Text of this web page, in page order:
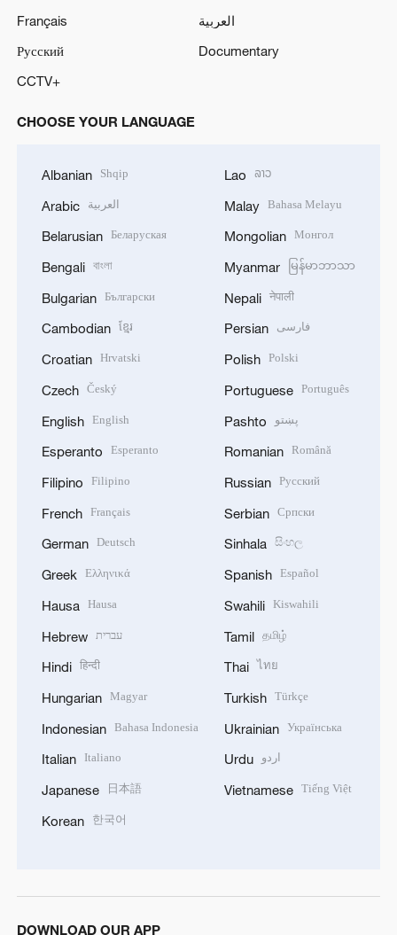
Français
العربية
Русский
Documentary
CCTV+
CHOOSE YOUR LANGUAGE
Albanian Shqip
Arabic العربية
Belarusian Беларуская
Bengali বাংলা
Bulgarian Български
Cambodian ខ្មែរ
Croatian Hrvatski
Czech Český
English English
Esperanto Esperanto
Filipino Filipino
French Français
German Deutsch
Greek Ελληνικά
Hausa Hausa
Hebrew עברית
Hindi हिन्दी
Hungarian Magyar
Indonesian Bahasa Indonesia
Italian Italiano
Japanese 日本語
Korean 한국어
Lao ລາວ
Malay Bahasa Melayu
Mongolian Монгол
Myanmar မြန်မာဘာသာ
Nepali नेपाली
Persian فارسی
Polish Polski
Portuguese Português
Pashto پښتو
Romanian Română
Russian Русский
Serbian Српски
Sinhala සිංහල
Spanish Español
Swahili Kiswahili
Tamil தமிழ்
Thai ไทย
Turkish Türkçe
Ukrainian Українська
Urdu اردو
Vietnamese Tiếng Việt
DOWNLOAD OUR APP